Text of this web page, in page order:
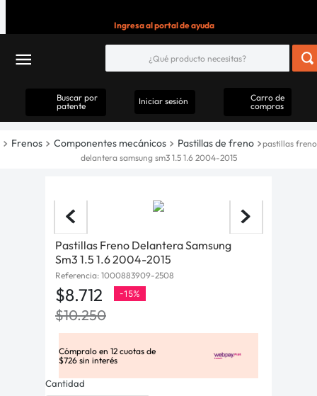
Ingresa al portal de ayuda
Buscar por
patente
Iniciar sesión
Carro de
compras
Frenos Componentes mecánicos Pastillas de freno
pastillas freno
delantera samsung sm3 1.5 1.6 2004-2015
Pastillas Freno Delantera Samsung
Sm3 1.5 1.6 2004-2015
Referencia: 1000883909-2508
$8.712 -15%
$10.250
Cómpralo en 12 cuotas de
$726 sin interés
Cantidad